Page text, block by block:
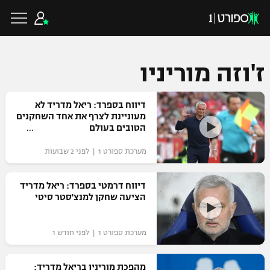
כדורגל ישראלי
ליגת העל
גביע הטוטו
ליגיונרים
גביע המדינה
כדורגל עולמי
ליגת האלופות
ליגה אירופית
ליגה אנגלית
כדורסל ישראלי
ליגת ווינר סל
ליגה לאומית
כדורסל עולמי
NBA
ז'וזה מוריניו
דיווח בספרד: ריאל מדריד לא
מעוניינת לצרף את אחד השחקנים
הטובים בעולם
מערכת ספורט 1 | לפני 2 שבועות
דיווח דרמטי בספרד: ריאל מדריד
הציעה שחקן למנצ'סטר סיטי
מערכת ספורט 1 | לפני חודש 1
מהפכת מוריניו בריאל מדריד: